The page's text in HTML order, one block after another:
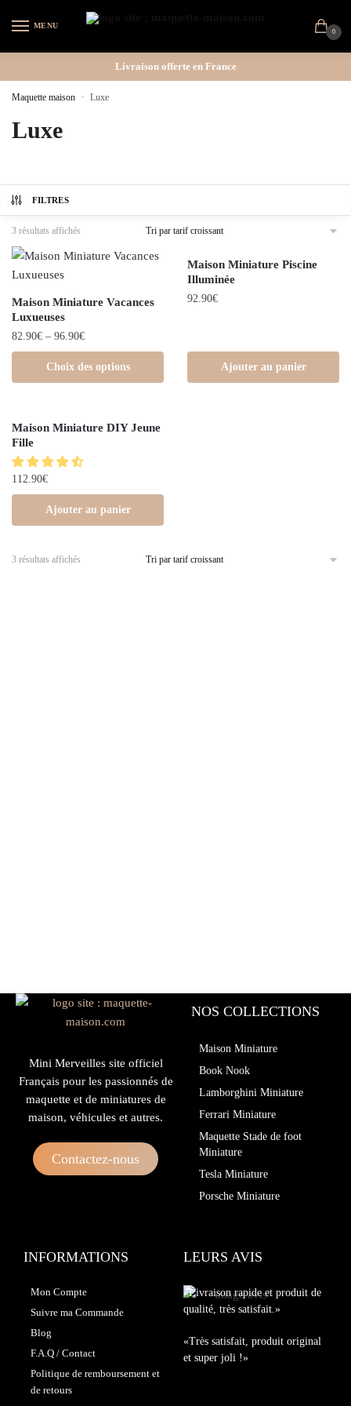
MENU
0
Livraison offerte en France
Maquette maison » Luxe
Luxe
FILTRES
3 résultats affichés
Maison Miniature Vacances
Luxueuses
82.90€ – 96.90€
Choix des options
Maison Miniature Piscine
Illuminée
92.90€
Ajouter au panier
Maison Miniature DIY Jeune
Fille
112.90€
Ajouter au panier
3 résultats affichés
Mini Merveilles site officiel
Français pour les passionnés de
maquette et de miniatures de
maison, véhicules et autres.
Contactez-nous
NOS COLLECTIONS
Maison Miniature
Book Nook
Lamborghini Miniature
Ferrari Miniature
Maquette Stade de foot
Miniature
Tesla Miniature
Porsche Miniature
INFORMATIONS
Mon Compte
Suivre ma Commande
Blog
F.A.Q / Contact
Politique de remboursement et
de retours
LEURS AVIS
«Livraison rapide et produit de
qualité, très satisfait.»
«Très satisfait, produit original
et super joli !»